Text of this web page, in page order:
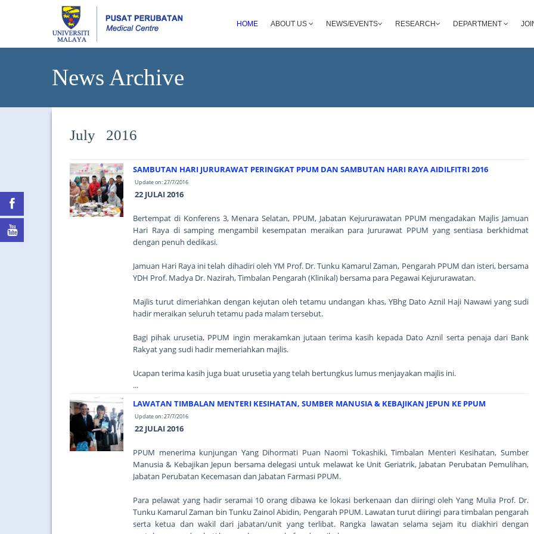
HOME ABOUT US NEWS/EVENTS RESEARCH DEPARTMENT
News Archive
July 2016
SAMBUTAN HARI JURURAWAT PERINGKAT PPUM DAN SAMBUTAN HARI RAYA AIDILFITRI 2016
Update on: 27/7/2016
22 JULAI 2016
Bertempat di Konferens 3, Menara Selatan, PPUM, Jabatan Kejururawatan PPUM mengadakan Majlis Jamuan
Hari Raya di samping mengambil kesempatan meraikan para Jururawat PPUM yang sentiasa berkhidmat
dengan penuh dedikasi.
Jamuan Hari Raya ini telah dihadiri oleh YM Prof. Dr. Tunku Kamarul Zaman, Pengarah PPUM dan isteri, bersama
YDH Prof. Madya Dr. Nazirah, Timbalan Pengarah (Klinikal) bersama para Pegawai Kejururawatan.
Majlis turut dimeriahkan dengan kejutan oleh tetamu undangan khas, YBhg Dato Aznil Haji Nawawi yang sudi
hadir meraikan seluruh tetamu pada malam tersebut.
Bagi pihak urusetia, PPUM ingin merakamkan jutaan terima kasih kepada Dato Aznil serta penaja dari Bank
Rakyat yang sudi hadir memeriahkan majlis.
Ucapan terima kasih juga buat urusetia yang telah bertungkus lumus menjayakan majlis ini.
...
LAWATAN TIMBALAN MENTERI KESIHATAN, SUMBER MANUSIA & KEBAJIKAN JEPUN KE PPUM
Update on: 27/7/2016
22 JULAI 2016
PPUM menerima kunjungan Yang Dihormati Puan Naomi Tokashiki, Timbalan Menteri Kesihatan, Sumber
Manusia & Kebajikan Jepun bersama delegasi untuk melawat ke Unit Geriatrik, Jabatan Perubatan Pemulihan,
Jabatan Perubatan Kecemasan dan Jabatan Farmasi PPUM.
Para pelawat yang hadir seramai 10 orang dibawa ke lokasi berkenaan dan diiringi oleh Yang Mulia Prof. Dr.
Tunku Kamarul Zaman bin Tunku Zainol Abidin, Pengarah PPUM. Lawatan turut diiringi para timbalan pengarah
serta ketua dan wakil dari jabatan/unit yang terlibat. Rangka lawatan selama sejam itu diakhiri dengan